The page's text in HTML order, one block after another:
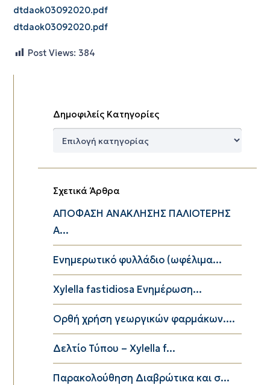
dtdaok03092020.pdf
dtdaok03092020.pdf
Post Views: 384
Δημοφιλείς Κατηγορίες
Δημοφιλείς
Σχετικά Άρθρα
ΑΠΟΦΑΣΗ ΑΝΑΚΛΗΣΗΣ ΠΑΛΙΟΤΕΡΗΣ
Α...
Ενημερωτικό φυλλάδιο (ωφέλιμα...
Xylella fastidiosa Ενημέρωση...
Ορθή χρήση γεωργικών φαρμάκων....
Δελτίο Τύπου – Xylella f...
Παρακολούθηση Διαβρώτικα και σ...